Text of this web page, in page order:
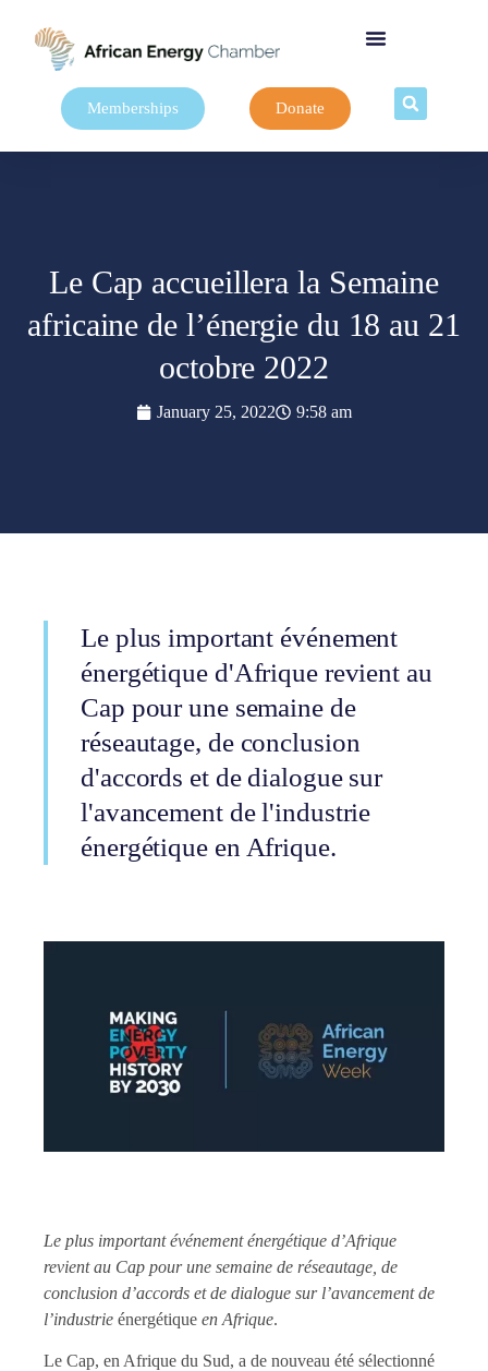
Memberships Donate
Le Cap accueillera la Semaine
africaine de l’énergie du 18 au 21
octobre 2022
January 25, 2022 9:58 am
Le plus important événement
énergétique d'Afrique revient au
Cap pour une semaine de
réseautage, de conclusion
d'accords et de dialogue sur
l'avancement de l'industrie
énergétique en Afrique.
Le plus important événement énergétique d’Afrique
revient au Cap pour une semaine de réseautage, de
conclusion d’accords et de dialogue sur l’avancement de
l’industrie énergétique en Afrique.
Le Cap, en Afrique du Sud, a de nouveau été sélectionné